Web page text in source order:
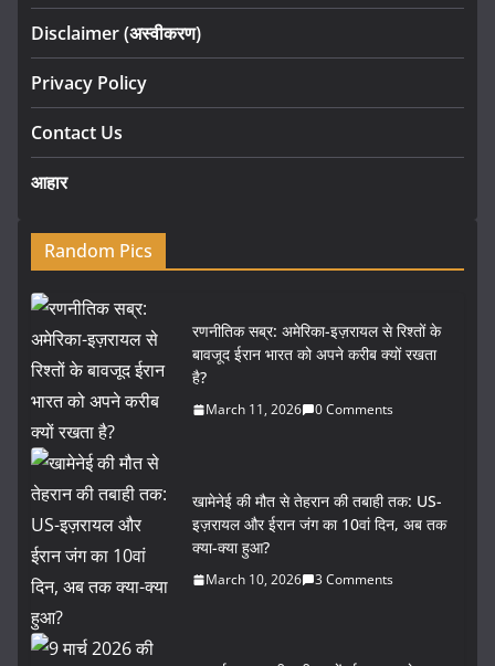
Disclaimer (अस्वीकरण)
Privacy Policy
Contact Us
आहार
Random Pics
रणनीतिक सब्र: अमेरिका-इज़रायल से रिश्तों के
बावजूद ईरान भारत को अपने करीब क्यों रखता
है?
March 11, 2026 0 Comments
खामेनेई की मौत से तेहरान की तबाही तक: US-
इज़रायल और ईरान जंग का 10वां दिन, अब तक
क्या-क्या हुआ?
March 10, 2026 3 Comments